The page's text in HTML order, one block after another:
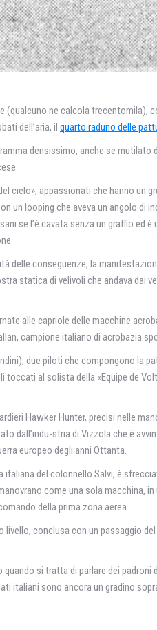
(qualcuno ne calcola
dell’aria, il quarto raduno delle
densissimo, anche se
cielo», appassionati che hanno un
un looping che aveva un angolo
se l’è cavata senza un graffio ed
delle conseguenze, la
statica di velivoli che andava dai
alle capriole delle macchine
campione italiano di acrobazia
due piloti che compongono la
al solista della «Equipe de
Hawker Hunter, precisi nelle
dall’indu-stria di Vizzola che è
europeo degli anni Ottanta.
del colonnello Salvi, è
come una sola macchina,
della prima zona aerea.
conclusa con un passaggio
si tratta di parlare dei
italiani sono ancora un gradino